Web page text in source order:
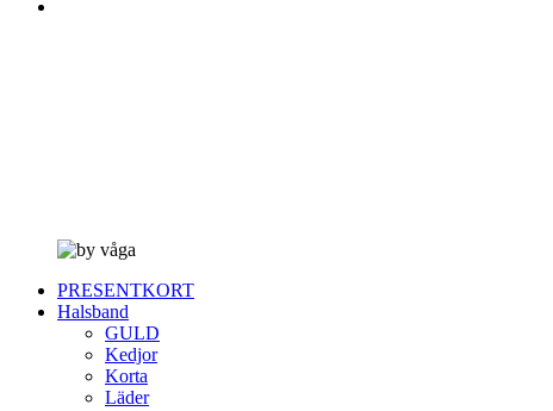
PRESENTKORT
Halsband
GULD
Kedjor
Korta
Läder